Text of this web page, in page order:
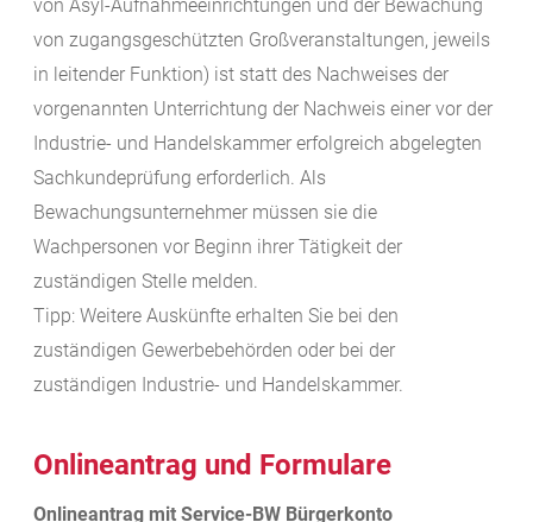
von Asyl-Aufnahmeeinrichtungen und der Bewachung
von zugangsgeschützten Großveranstaltungen, jeweils
in leitender Funktion) ist statt des Nachweises der
vorgenannten Unterrichtung der Nachweis einer vor der
Industrie- und Handelskammer erfolgreich abgelegten
Sachkundeprüfung erforderlich. Als
Bewachungsunternehmer müssen sie die
Wachpersonen vor Beginn ihrer Tätigkeit der
zuständigen Stelle melden.
Tipp: Weitere Auskünfte erhalten Sie bei den
zuständigen Gewerbebehörden oder bei der
zuständigen Industrie- und Handelskammer.
Onlineantrag und Formulare